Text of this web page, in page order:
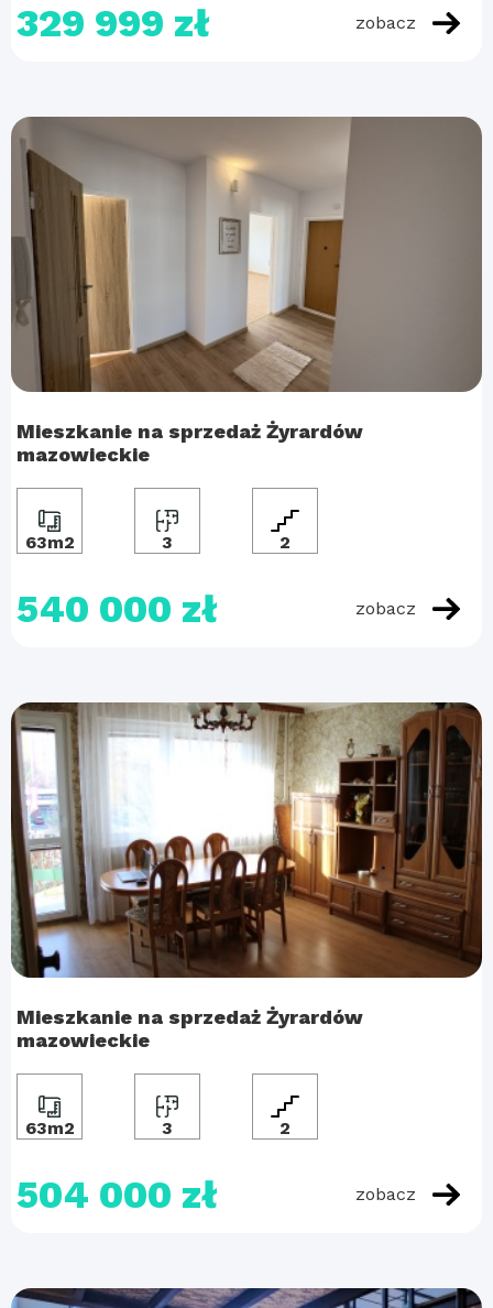
329 999 zł zobacz
Mieszkanie na sprzedaż Żyrardów
mazowieckie
63m2 3 2
540 000 zł zobacz
Mieszkanie na sprzedaż Żyrardów
mazowieckie
63m2 3 2
504 000 zł zobacz